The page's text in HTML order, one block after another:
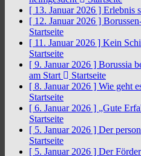
[ 13. Januar 2026 ] Erlebnis
[ 12. Januar 2026 ]
Startseite
[ 11. Januar 2026 ] Kein
Startseite
[ 9. Januar 2026 ] Borussia
am Start
Startseite
[ 8. Januar 2026 ] Wie geht
Startseite
[ 6. Januar 2026 ] „Gute
Startseite
[ 5. Januar 2026 ] Der
Startseite
[ 5. Januar 2026 ] Der